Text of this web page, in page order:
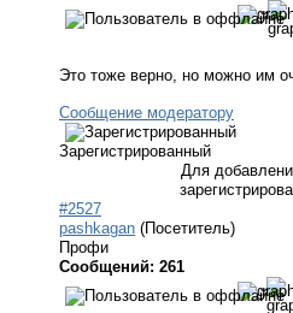
Это тоже верно, но можно им
Сообщение модератору
Зарегистрированный
Для
#2527
pashkagan (Посетитель)
Профи
Сообщений: 261